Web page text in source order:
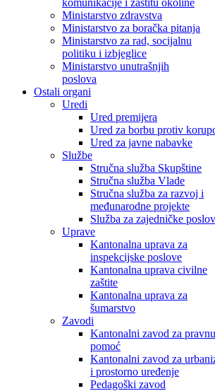
komunikacije i zaštitu okoline
Ministarstvo zdravstva
Ministarstvo za boračka pitanja
Ministarstvo za rad, socijalnu
politiku i izbjeglice
Ministarstvo unutrašnjih
poslova
Ostali organi
Uredi
Ured premijera
Ured za borbu protiv
Ured za javne nabavke
Službe
Stručna služba Skupštine
Stručna služba Vlade
Stručna služba za razvoj i
međunarodne projekte
Služba za zajedničke
Uprave
Kantonalna uprava za
inspekcijske poslove
Kantonalna uprava civilne
zaštite
Kantonalna uprava za
šumarstvo
Zavodi
Kantonalni zavod za pravnu
pomoć
Kantonalni zavod za
i prostorno uređenje
Pedagoški zavod